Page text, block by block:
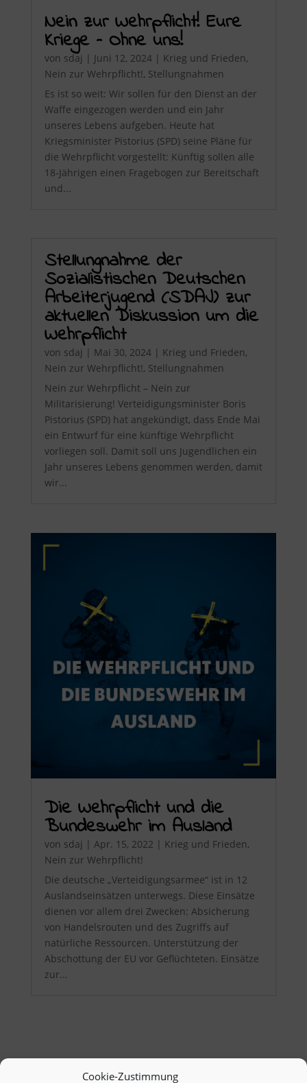
Cookie-Zustimmung
Nein zur Wehrpflicht! Eure
Kriege – Ohne uns!
von sdaj | Juni 12, 2024| Krieg und Frieden,
Nein zur Wehrpflicht!, Stellungnahmen
Es ist so weit: Wir sollen für den Dienst an der
Waffe eingezogen werden und ein Jahr
unseres Lebens aufgeben. Heute hat
Kriegsminister Pistorius (SPD) seine Pläne für
die Wehrpflicht vorgestellt: Künftig sollen alle
18-Jährigen einen Fragebogen zur Bereitschaft
und...
Stellungnahme der
Sozialistischen Deutschen
Arbeiterjugend (SDAJ) zur
aktuellen Diskussion um die
Wehrpflicht
von sdaj | Mai 30, 2024| Krieg und Frieden,
Nein zur Wehrpflicht!, Stellungnahmen
Nein zur Wehrpflicht – Nein zur
Militarisierung! Verteidigungsminister Boris
Pistorius (SPD) hat angekündigt, dass Ende Mai
ein Entwurf für eine künftige Wehrpflicht
vorliegen soll. Damit soll uns Jugendlichen ein
Jahr unseres Lebens genommen werden, damit
wir...
Die Wehrpflicht und die
Bundeswehr im Ausland
von sdaj | Apr. 15, 2022 | Krieg und Frieden,
Nein zur Wehrpflicht!
Die deutsche „Verteidigungsarmee“ ist in 12
Auslandseinsätzen unterwegs. Diese Einsätze
dienen vor allem drei Zwecken: Absicherung
von Handelsrouten und des Zugriffs auf
natürliche Ressourcen. Unterstützung der
Abschottung der EU vor Geflüchteten. Einsätze
zur...